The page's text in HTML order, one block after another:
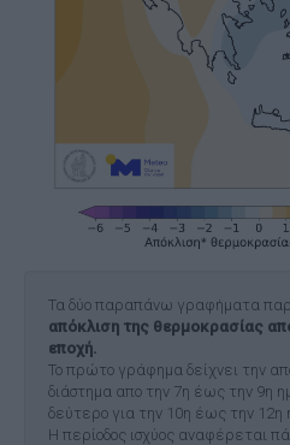
Τα δύο παραπάνω γραφήματα
απόκλιση της θερμοκρασίας
εποχή.
Το πρώτο γράφημα δείχνει την
διάστημα απο την 7η έως την 9η
δεύτερο για την 10η έως την 12η
Η περίοδος ισχύος αναφέρεται